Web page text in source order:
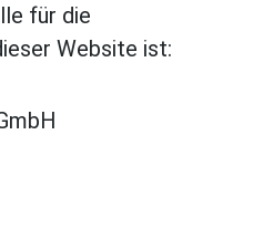
für die
Website ist: